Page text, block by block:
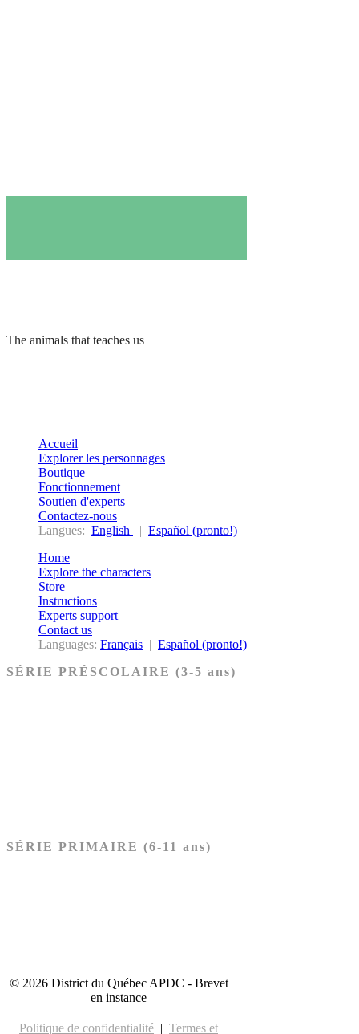
The animals that teaches us
Accueil
Explorer les personnages
Boutique
Fonctionnement
Soutien d'experts
Contactez-nous
Langues: English | Español (pronto!)
Home
Explore the characters
Store
Instructions
Experts support
Contact us
Languages: Français | Español (pronto!)
SÉRIE PRÉSCOLAIRE (3-5 ans)
SÉRIE PRIMAIRE (6-11 ans)
© 2026 District du Québec APDC - Brevet
en instance
Politique de confidentialité | Termes et